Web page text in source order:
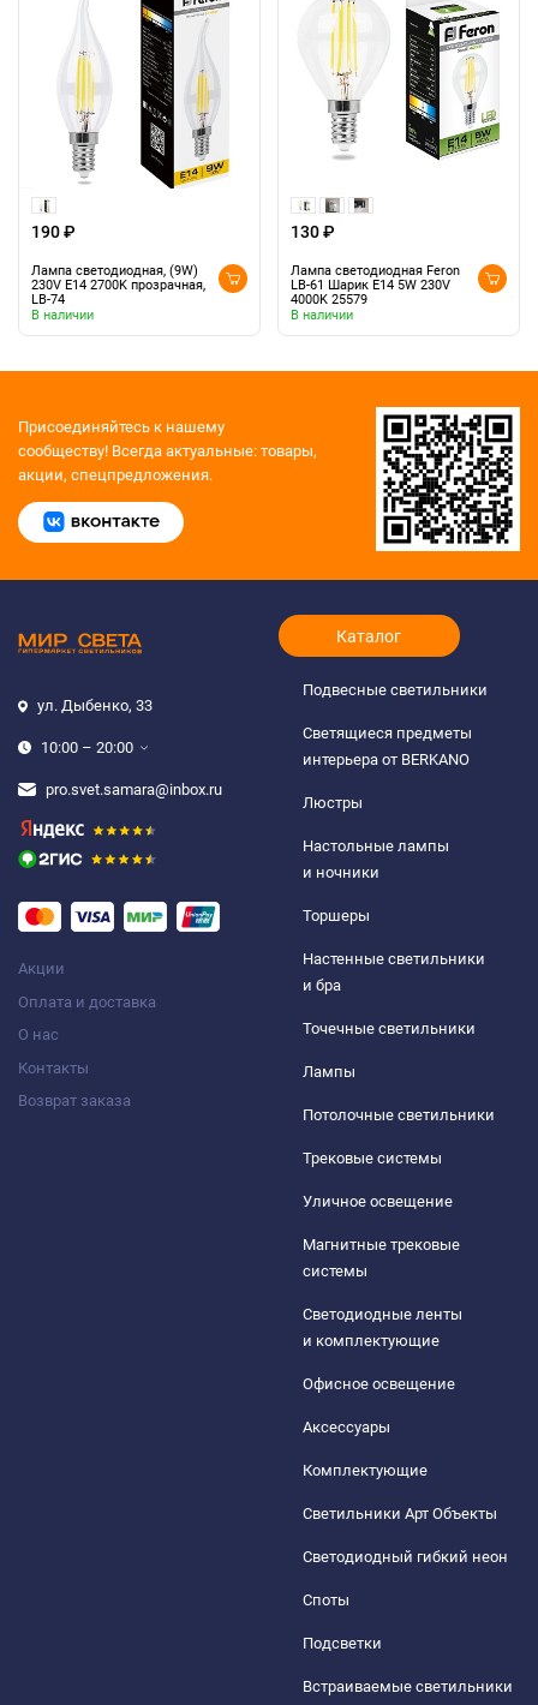
190 ₽
Лампа светодиодная, (9W)
230V E14 2700K прозрачная,
LB-74
В наличии
130 ₽
Лампа светодиодная Feron
LB-61 Шарик E14 5W 230V
4000K 25579
В наличии
Присоединяйтесь к нашему
сообществу! Всегда актуальные: товары,
акции, спецпредложения.
ул. Дыбенко, 33
10:00 – 20:00
pro.svet.samara@inbox.ru
Акции
Оплата и доставка
О нас
Контакты
Возврат заказа
Каталог
Подвесные светильники
Светящиеся предметы
интерьера от BERKANO
Люстры
Настольные лампы
и ночники
Торшеры
Настенные светильники
и бра
Точечные светильники
Лампы
Потолочные светильники
Трековые системы
Уличное освещение
Магнитные трековые
системы
Светодиодные ленты
и комплектующие
Офисное освещение
Аксессуары
Комплектующие
Светильники Арт Объекты
Светодиодный гибкий неон
Споты
Подсветки
Встраиваемые светильники